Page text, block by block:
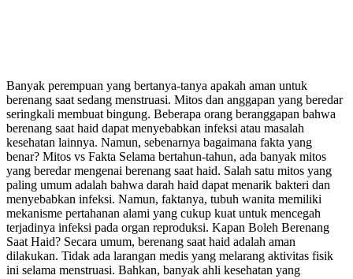
Banyak perempuan yang bertanya-tanya apakah aman untuk
berenang saat sedang menstruasi. Mitos dan anggapan yang beredar
seringkali membuat bingung. Beberapa orang beranggapan bahwa
berenang saat haid dapat menyebabkan infeksi atau masalah
kesehatan lainnya. Namun, sebenarnya bagaimana fakta yang
benar? Mitos vs Fakta Selama bertahun-tahun, ada banyak mitos
yang beredar mengenai berenang saat haid. Salah satu mitos yang
paling umum adalah bahwa darah haid dapat menarik bakteri dan
menyebabkan infeksi. Namun, faktanya, tubuh wanita memiliki
mekanisme pertahanan alami yang cukup kuat untuk mencegah
terjadinya infeksi pada organ reproduksi. Kapan Boleh Berenang
Saat Haid? Secara umum, berenang saat haid adalah aman
dilakukan. Tidak ada larangan medis yang melarang aktivitas fisik
ini selama menstruasi. Bahkan, banyak ahli kesehatan yang